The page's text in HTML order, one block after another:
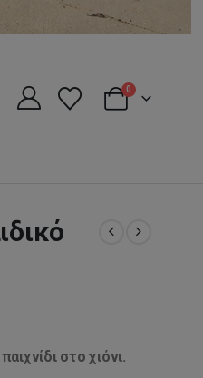
0
στο χιόνι.